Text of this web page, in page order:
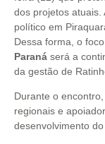
dos projetos atuais.
político em
Dessa forma, o
Paraná será a
da gestão de
Durante o
regionais e
desenvolvimento